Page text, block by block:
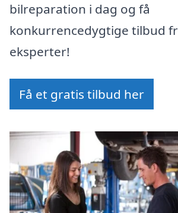
bilreparation i dag og få
konkurrencedygtige tilbud
eksperter!
Få et gratis tilbud her